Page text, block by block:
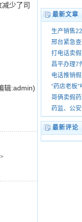
少了司
辑:admin)
最新文章
生产销售
邢台紧急
打电话卖
万
昌平办理7
生售假
电话推销
当庭获刑
“药店老板
10余万
哥俩卖假
电话推销
药监、公
请举报
最新评论